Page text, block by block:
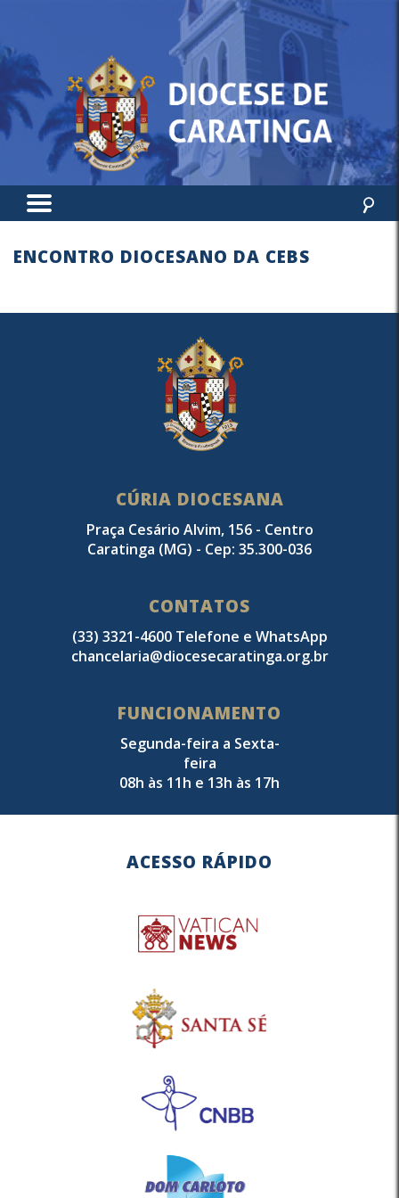
ENCONTRO DIOCESANO DA CEBS
CÚRIA DIOCESANA
Praça Cesário Alvim, 156 - Centro
Caratinga (MG) - Cep: 35.300-036
CONTATOS
(33) 3321-4600 Telefone e WhatsApp
chancelaria@diocesecaratinga.org.br
FUNCIONAMENTO
Segunda-feira a Sexta-
feira
08h às 11h e 13h às 17h
ACESSO RÁPIDO